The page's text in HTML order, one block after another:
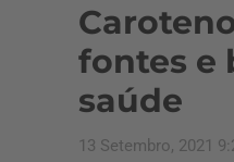
fontes e
saúde
13 Setembro, 2021